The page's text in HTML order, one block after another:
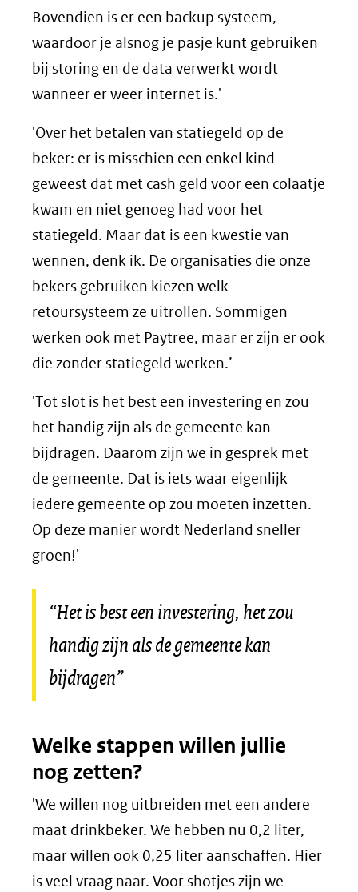
Bovendien is er een backup systeem,
waardoor je alsnog je pasje kunt gebruiken
bij storing en de data verwerkt wordt
wanneer er weer internet is.'
'Over het betalen van statiegeld op de
beker: er is misschien een enkel kind
geweest dat met cash geld voor een colaatje
kwam en niet genoeg had voor het
statiegeld. Maar dat is een kwestie van
wennen, denk ik. De organisaties die onze
bekers gebruiken kiezen welk
retoursysteem ze uitrollen. Sommigen
werken ook met Paytree, maar er zijn er ook
die zonder statiegeld werken.’
'Tot slot is het best een investering en zou
het handig zijn als de gemeente kan
bijdragen. Daarom zijn we in gesprek met
de gemeente. Dat is iets waar eigenlijk
iedere gemeente op zou moeten inzetten.
Op deze manier wordt Nederland sneller
groen!'
“Het is best een investering, het zou
handig zijn als de gemeente kan
bijdragen”
Welke stappen willen jullie
nog zetten?
'We willen nog uitbreiden met een andere
maat drinkbeker. We hebben nu 0,2 liter,
maar willen ook 0,25 liter aanschaffen. Hier
is veel vraag naar. Voor shotjes zijn we